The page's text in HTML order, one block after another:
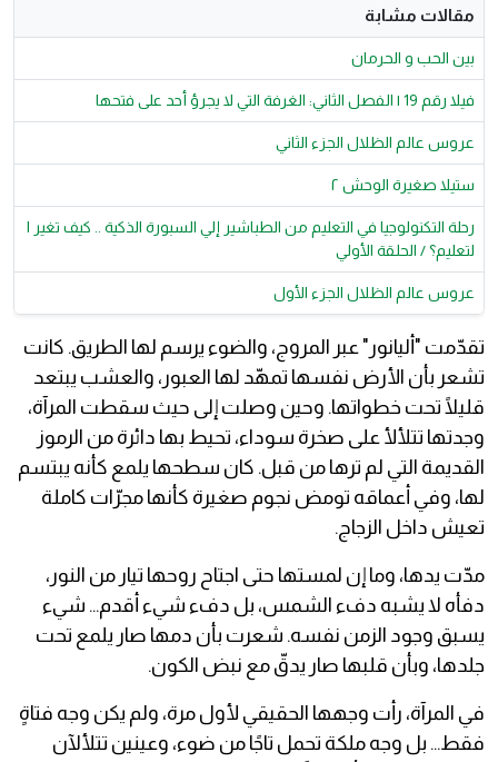
مقالات مشابة
بين الحب و الحرمان
فيلا رقم 19 | الفصل الثاني: الغرفة التي لا يجرؤ أحد على فتحها
عروس عالم الظلال الجزء الثاني
ستيلا صغيرة الوحش ٢
رحلة التكنولوجيا في التعليم من الطباشير إلي السبورة الذكية .. كيف تغير ا
لتعليم؟ / الحلقة الأولي
عروس عالم الظلال الجزء الأول
تقدّمت "أليانور" عبر المروج، والضوء يرسم لها الطريق. كانت
تشعر بأن الأرض نفسها تمهّد لها العبور، والعشب يبتعد
قليلًا تحت خطواتها. وحين وصلت إلى حيث سقطت المرآة،
وجدتها تتلألأ على صخرة سوداء، تحيط بها دائرة من الرموز
القديمة التي لم ترها من قبل. كان سطحها يلمع كأنه يبتسم
لها، وفي أعماقه تومض نجوم صغيرة كأنها مجرّات كاملة
تعيش داخل الزجاج.
مدّت يدها، وما إن لمستها حتى اجتاح روحها تيار من النور،
دفأه لا يشبه دفء الشمس، بل دفء شيء أقدم… شيء
يسبق وجود الزمن نفسه. شعرت بأن دمها صار يلمع تحت
جلدها، وبأن قلبها صار يدقّ مع نبض الكون.
في المرآة، رأت وجهها الحقيقي لأول مرة، ولم يكن وجه فتاةٍ
فقط… بل وجه ملكة تحمل تاجًا من ضوء، وعينين تتلألآن